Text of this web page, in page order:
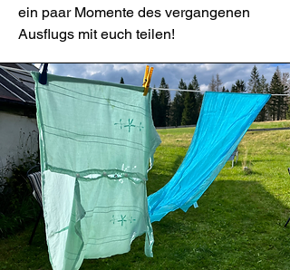
ein paar Momente des vergangenen
Ausflugs mit euch teilen!